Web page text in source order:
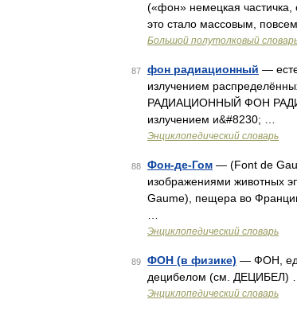
(«фон» немецкая
это стало массовым,
Большой полутолковый
87 фон радиационный —
излучением
РАДИАЦИОННЫЙ ФОН
излучением и&#8230; …
Энциклопедический словарь
88 Фон-де-Гом — (Font de
изображениями животных
Gaume), пещера во
Энциклопедический словарь
89 ФОН (в физике) — ФОН,
децибелом (см. ДЕЦИБЕЛ) …
Энциклопедический словарь